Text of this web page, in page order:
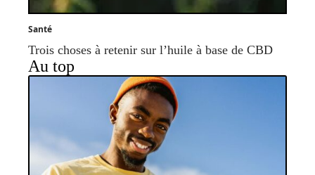
Santé
Trois choses à retenir sur l’huile à base de CBD
Au top